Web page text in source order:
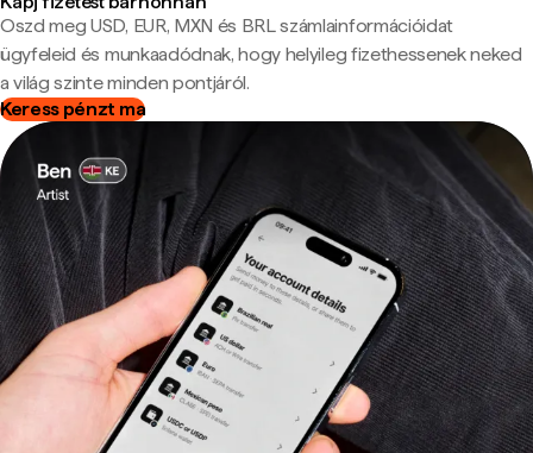
Oszd meg USD, EUR, MXN és BRL számlainformációidat
ügyfeleid és munkaadódnak, hogy helyileg fizethessenek neked
a világ szinte minden pontjáról.
Keress pénzt ma